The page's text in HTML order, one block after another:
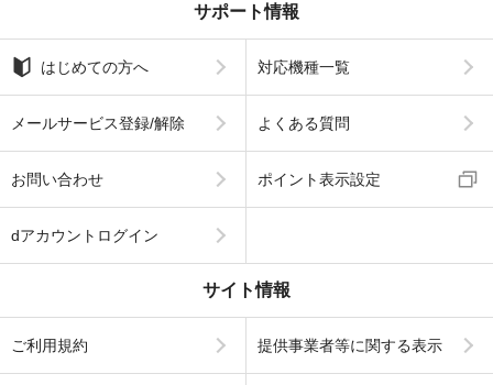
サポート情報
はじめての方へ 対応機種一覧
メールサービス登録/解除 よくある質問
お問い合わせ ポイント表示設定
dアカウントログイン
サイト情報
ご利用規約 提供事業者等に関する表示